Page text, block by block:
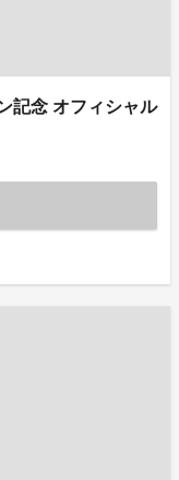
記念 オフィシャル